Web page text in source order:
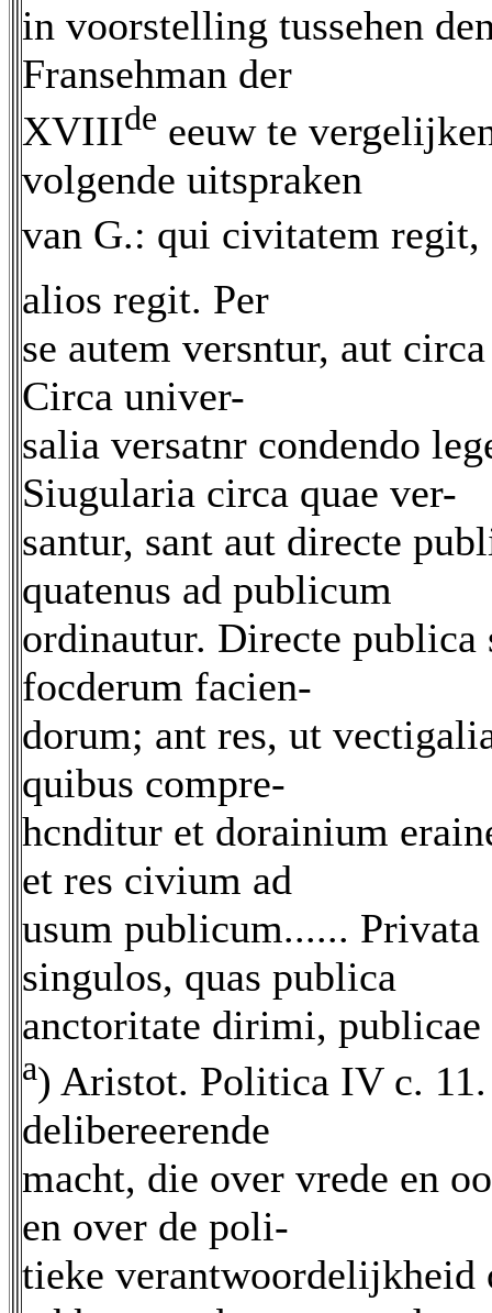
in voorstelling tussehen
Fransehman der
XVIIIde eeuw te
volgende uitspraken
van G.: qui civitatem
alios regit. Per
se autem versntur, aut
Circa univer-
salia versatnr condendo
Siugularia circa quae ver-
santur, sant aut directe
quatenus ad publicum
ordinautur. Directe
focderum facien-
dorum; ant res, ut
quibus compre-
hcnditur et dorainium
et res civium ad
usum publicum......
singulos, quas publica
anctoritate dirimi,
a) Aristot. Politica IV c.
delibereerende
macht, die over vrede en
en over de poli-
tieke verantwoordelijkheid